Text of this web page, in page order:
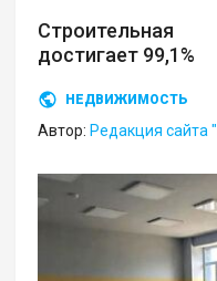
достигает 99,1%
НЕДВИЖИМОСТЬ
Автор: Редакция сайта